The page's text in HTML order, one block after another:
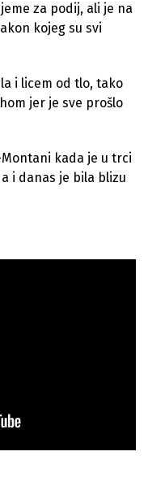
za podij, ali je na
kojeg su svi
i licem od tlo, tako
jer je sve prošlo
kada je u trci
i danas je bila blizu